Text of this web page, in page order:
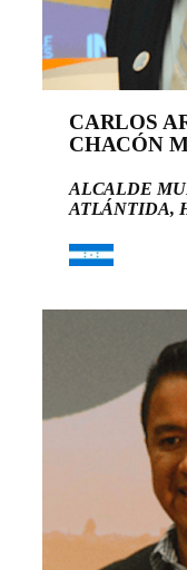
CARLOS
CHACÓN
ALCALDE
ATLÁNTIDA,